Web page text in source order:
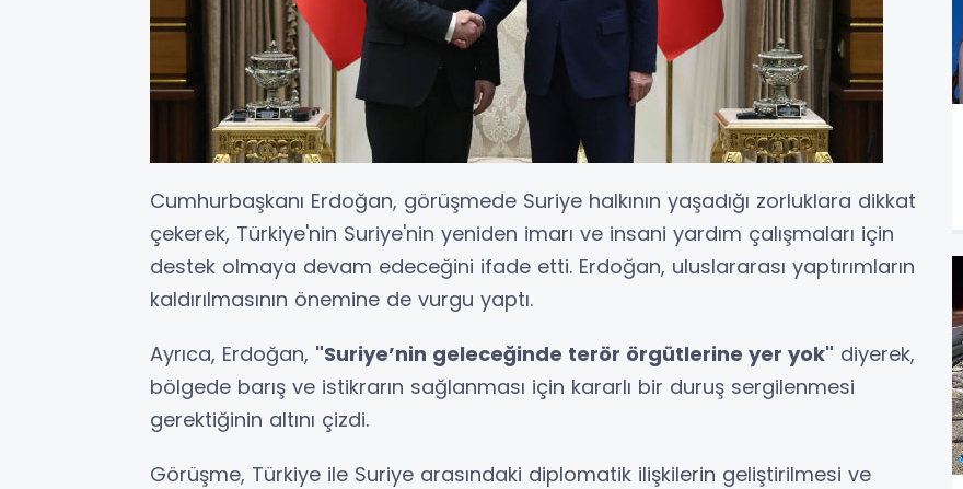
Cumhurbaşkanı Erdoğan, görüşmede Suriye halkının yaşadığı zorluklara dikkat
çekerek, Türkiye'nin Suriye'nin yeniden imarı ve insani yardım çalışmaları için
destek olmaya devam edeceğini ifade etti. Erdoğan, uluslararası yaptırımların
kaldırılmasının önemine de vurgu yaptı.
Ayrıca, Erdoğan, "Suriye’nin geleceğinde terör örgütlerine yer yok" diyerek,
bölgede barış ve istikrarın sağlanması için kararlı bir duruş sergilenmesi
gerektiğinin altını çizdi.
Görüşme, Türkiye ile Suriye arasındaki diplomatik ilişkilerin geliştirilmesi ve